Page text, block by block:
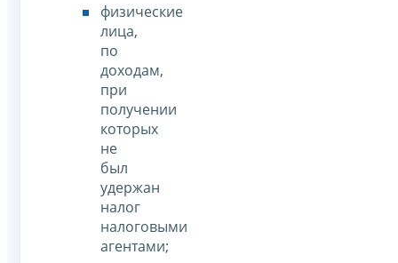
физические
лица,
по
доходам,
при
получении
которых
не
был
удержан
налог
налоговыми
агентами;